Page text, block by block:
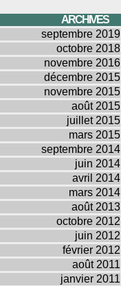
ARCHIVES
septembre 2019
octobre 2018
novembre 2016
décembre 2015
novembre 2015
août 2015
juillet 2015
mars 2015
septembre 2014
juin 2014
avril 2014
mars 2014
août 2013
octobre 2012
juin 2012
février 2012
août 2011
janvier 2011